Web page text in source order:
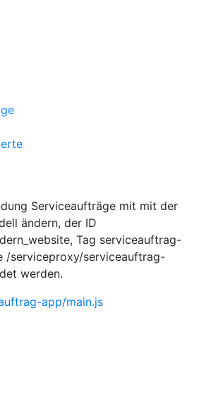
Serviceaufträge mit mit der
ändern, der ID
Tag serviceauftrag-
/serviceproxy/serviceauftrag-
werden.
app/main.js